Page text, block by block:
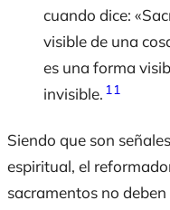
cuando dice:
visible de una
es una forma
invisible. 11
Siendo que son
espiritual, el
sacramentos no